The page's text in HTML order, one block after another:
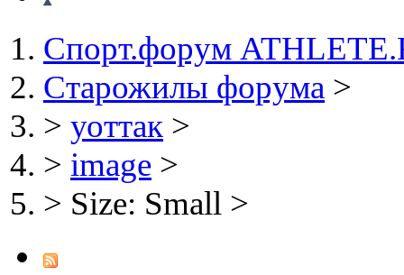
Спорт.форум
Старожилы форума >
> уоттак >
> image >
> Size: Small >